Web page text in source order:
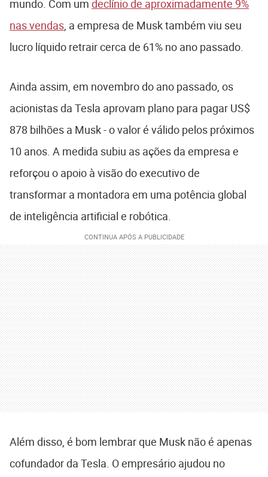
mundo. Com um declínio de aproximadamente 9%
nas vendas, a empresa de Musk também viu seu
lucro líquido retrair cerca de 61% no ano passado.
Ainda assim, em novembro do ano passado, os
acionistas da Tesla aprovam plano para pagar US$
878 bilhões a Musk - o valor é válido pelos próximos
10 anos. A medida subiu as ações da empresa e
reforçou o apoio à visão do executivo de
transformar a montadora em uma potência global
de inteligência artificial e robótica.
Além disso, é bom lembrar que Musk não é apenas
cofundador da Tesla. O empresário ajudou no